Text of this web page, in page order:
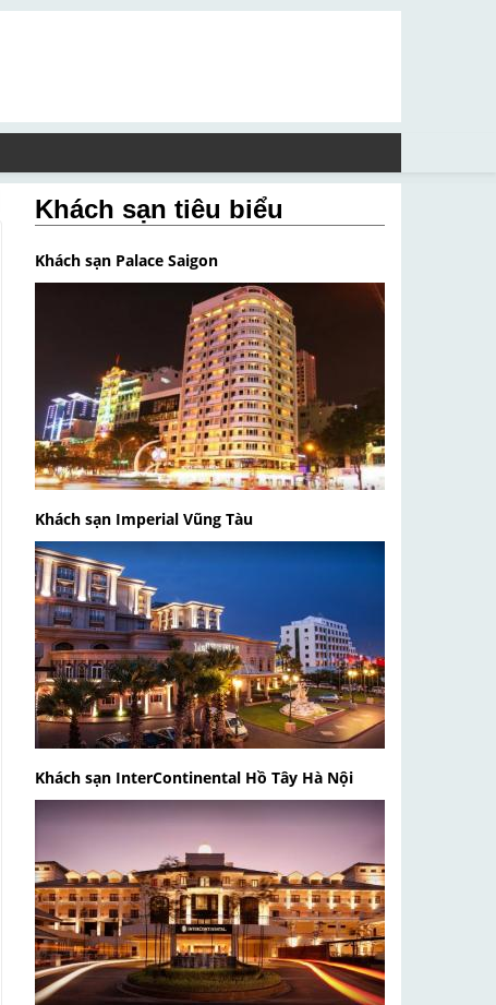
Khách sạn tiêu biểu
Khách sạn Palace Saigon
Khách sạn Imperial Vũng Tàu
Khách sạn InterContinental Hồ Tây Hà Nội